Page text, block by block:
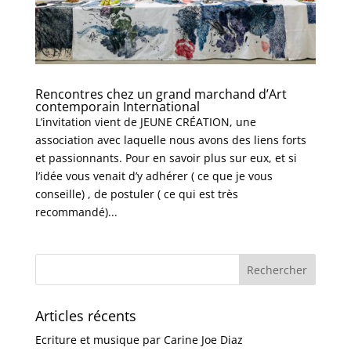
Rencontres chez un grand marchand d’Art
contemporain International
L’invitation vient de JEUNE CRÉATION, une
association avec laquelle nous avons des liens forts
et passionnants. Pour en savoir plus sur eux, et si
l’idée vous venait d’y adhérer ( ce que je vous
conseille) , de postuler ( ce qui est très
recommandé)...
Articles récents
Ecriture et musique par Carine Joe Diaz